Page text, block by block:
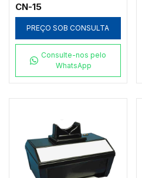
CN-15
PREÇO SOB CONSULTA
Consulte-nos pelo
WhatsApp